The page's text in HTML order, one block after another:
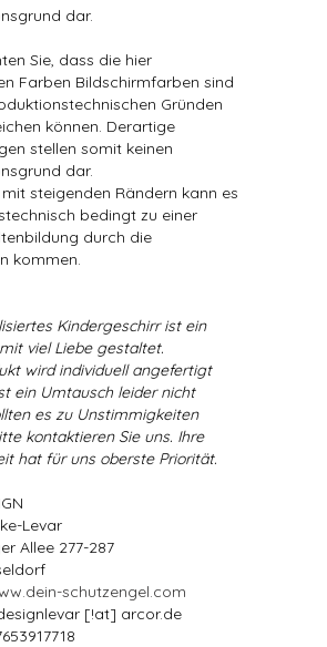
dar.
Sie, dass die hier
Farben Bildschirmfarben sind
Gründen
können. Derartige
stellen somit keinen
dar.
mit steigenden Rändern kann es
bedingt zu einer
durch die
kommen.
Kindergeschirr ist ein
viel Liebe gestaltet.
wird individuell angefertigt
ein Umtausch leider nicht
es zu Unstimmigkeiten
kontaktieren Sie uns. Ihre
hat für uns oberste Priorität.
Levar
Allee 277-287
schutzengel.com
[!at] arcor.de